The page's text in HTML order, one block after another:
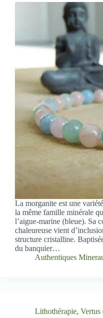
La morganite est une
la même famille minérale
l’aigue-marine (bleue). Sa
chaleureuse vient
structure cristalline.
du banquier…
Authentiques
Lithothérapie, Vertus